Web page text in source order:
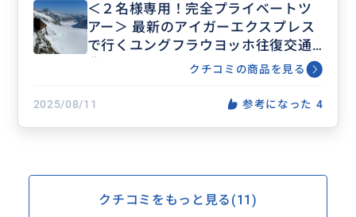
＜２名様専用！完全プライベートツ
アー＞ 最新のアイガーエクスプレス
で行くユングフラウヨッホ往復交通
費込み！インターラーケン、ラウタ
着。
クチコミの商品を見る
2025/08/11 参考になった 4
クチコミをもっと見る(11)